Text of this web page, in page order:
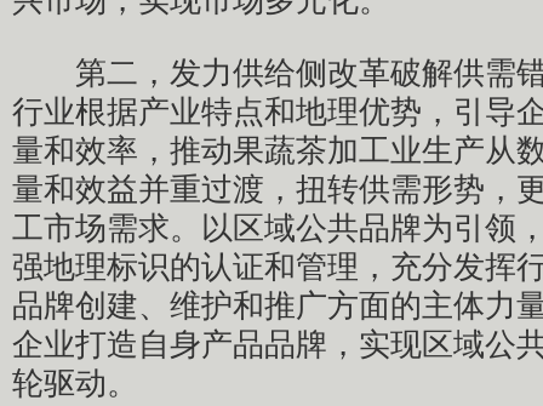
第二，发力供给侧改革破解供需
行业根据产业特点和地理优势，引导
量和效率，推动果蔬茶加工业生产从
量和效益并重过渡，扭转供需形势，
工市场需求。以区域公共品牌为引领
强地理标识的认证和管理，充分发挥
品牌创建、维护和推广方面的主体力
企业打造自身产品品牌，实现区域公
轮驱动。